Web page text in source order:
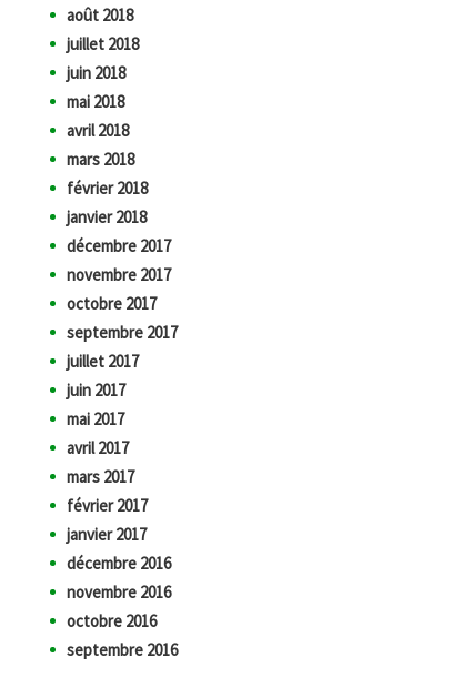
août 2018
juillet 2018
juin 2018
mai 2018
avril 2018
mars 2018
février 2018
janvier 2018
décembre 2017
novembre 2017
octobre 2017
septembre 2017
juillet 2017
juin 2017
mai 2017
avril 2017
mars 2017
février 2017
janvier 2017
décembre 2016
novembre 2016
octobre 2016
septembre 2016